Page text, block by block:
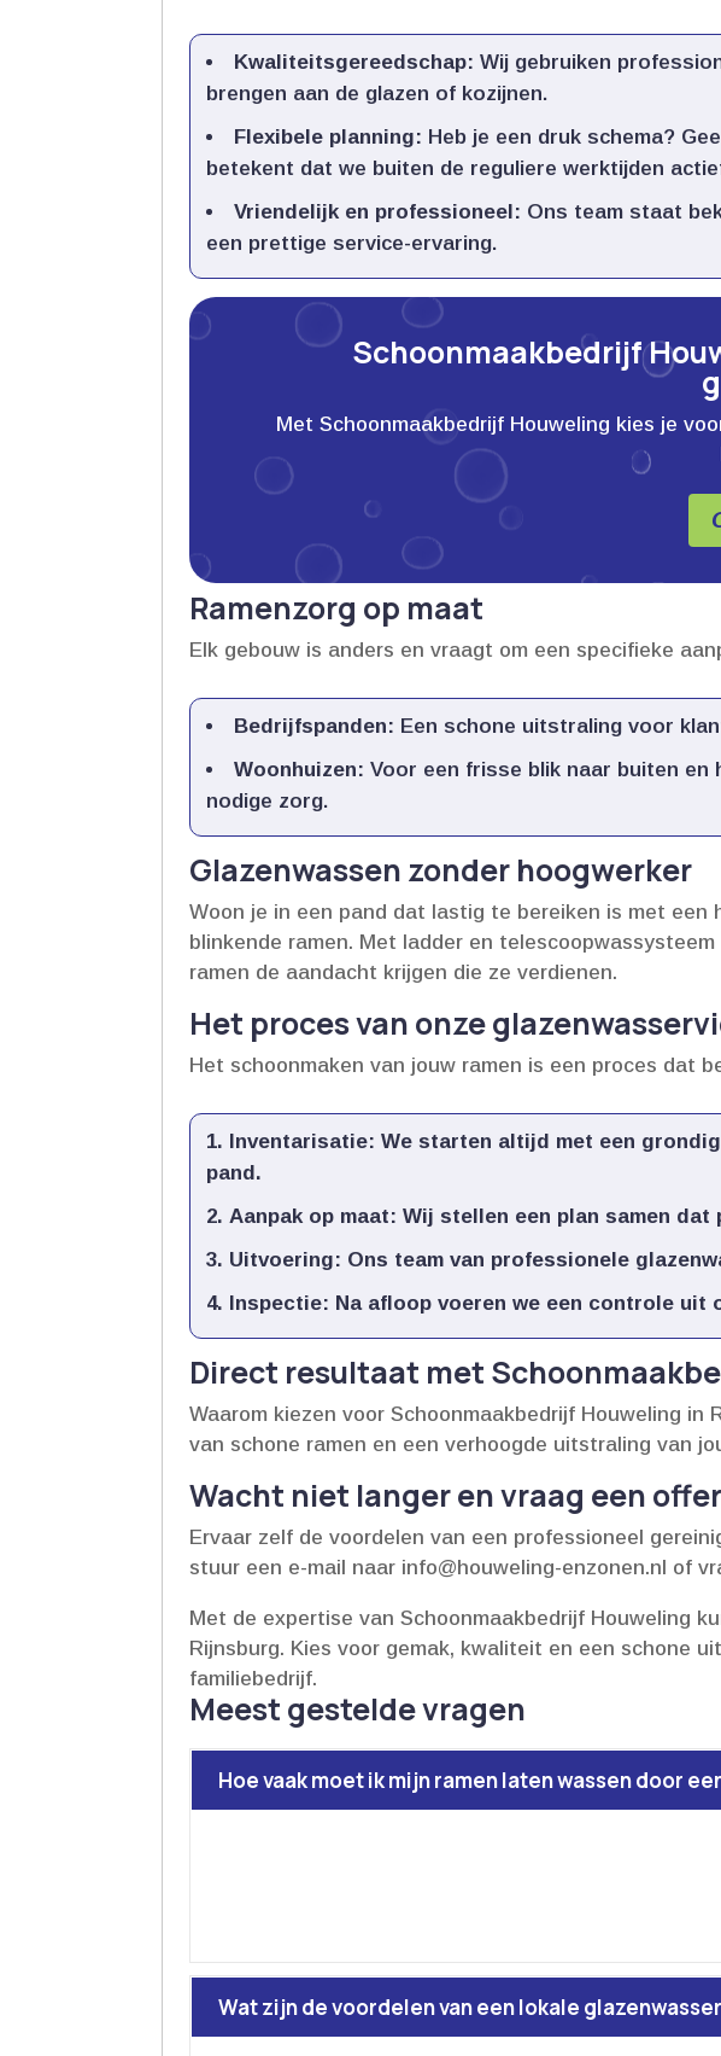
Kwaliteitsgereedschap: Wij gebruiken
brengen aan de glazen of kozijnen.​
Flexibele planning: Heb je een druk schema?
betekent dat we buiten de reguliere werktijden
Vriendelijk en professioneel: Ons team staat
een prettige service-ervaring.​
Schoonmaakbedrijf
Met Schoonmaakbedrijf Houweling kies je
Ramenzorg op maat
Elk gebouw is anders en vraagt om een specifieke
Bedrijfspanden: Een schone uitstraling voor
Woonhuizen: Voor een frisse blik naar buiten en
nodige zorg.​
Glazenwassen zonder hoogwerker
Woon je in een pand dat lastig te bereiken is met een
blinkende ramen.​ Met ladder en
ramen de aandacht krijgen die ze verdienen.​
Het proces van onze
Het schoonmaken van jouw ramen is een proces dat
Inventarisatie: We starten altijd met een
pand.​
Aanpak op maat: Wij stellen een plan samen
Uitvoering: Ons team van professionele
Inspectie: Na afloop voeren we een controle uit
Direct resultaat met
Waarom kiezen voor Schoonmaakbedrijf Houweling
van schone ramen en een verhoogde uitstraling van
Wacht niet langer en vraag een
Ervaar zelf de voordelen van een professioneel
stuur een e-mail naar info@houweling-enzonen.​nl of
Met de expertise van Schoonmaakbedrijf Houweling
Rijnsburg.​ Kies voor gemak, kwaliteit en een schone
familiebedrijf.​
Meest gestelde vragen
Hoe vaak moet ik mijn ramen laten wassen door
Wat zijn de voordelen van een lokale